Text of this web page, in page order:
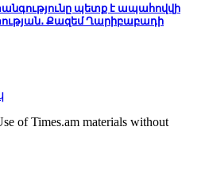
պետք է ապահովվի
Քազեմ Ղարիբաբադի
of Times.am materials without